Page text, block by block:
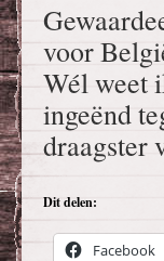
voor
Wél weet
ingeënd
draagster
Dit delen:
Facebook